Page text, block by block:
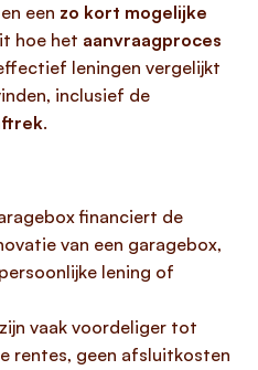
en een zo kort mogelijke
hoe het aanvraagproces
leningen vergelijkt
inclusief de
.
financiert de
van een garagebox,
lening of
vaak voordeliger tot
rentes, geen afsluitkosten